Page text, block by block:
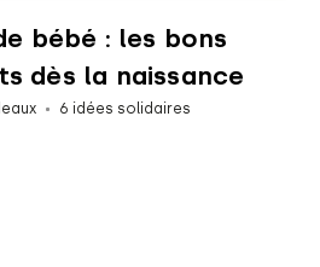
bébé : les bons
dès la naissance
6 idées solidaires